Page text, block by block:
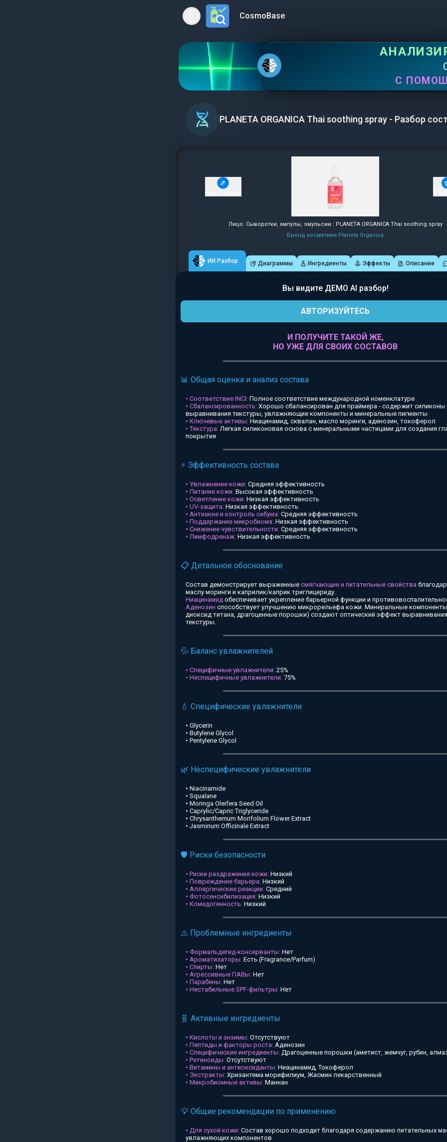
Open main menuCosmoBase
С
PLANETA ORGANICA Thai soothing spray - Разбор
Лицо: Сыворотки, ампулы, эмульсии : PLANETA ORGANICA Thai soothing spray
Бренд косметики Planeta Organica
ИИ Разбор Диаграммы Ингредиенты Эффекты Описание
Вы видите ДЕМО AI разбор!
АВТОРИЗУЙТЕСЬ
И ПОЛУЧИТЕ ТАКОЙ ЖЕ,
НО УЖЕ ДЛЯ СВОИХ СОСТАВОВ
📊 Общая оценка и анализ состава
• Соответствие INCI: Полное соответствие международной номенклатуре
• Сбалансированность: Хорошо сбалансирован для праймера - содержит силиконы
выравнивания текстуры, увлажняющие компоненты и минеральные пигменты
• Ключевые активы: Ниацинамид, сквалан, масло моринги, аденозин, токоферол
• Текстура:Легкая силиконовая основа с минеральными частицами для создания
покрытия
⚡ Эффективность состава
• Увлажнение кожи: Средняя эффективность
• Питание кожи: Высокая эффективность
• Осветление кожи: Низкая эффективность
• UV-защита: Низкая эффективность
• Антиакне и контроль себума: Средняя эффективность
• Поддержание микробиома: Низкая эффективность
• Снижение чувствительности: Средняя эффективность
• Лимфодренаж: Низкая эффективность
📋 Детальное обоснование
Состав демонстрирует выраженные смягчающие и питательные свойства
маслу моринги и каприлик/каприк триглицериду.
Ниацинамид обеспечивает укрепление барьерной функции и
Аденозин способствует улучшению микрорельефа кожи. Минеральные
диоксид титана, драгоценные порошки) создают оптический эффект
текстуры.
💦 Баланс увлажнителей
• Специфичные увлажнители: 25%
• Неспецифичные увлажнители: 75%
💧 Специфические увлажнители
• Glycerin
• Butylene Glycol
• Pentylene Glycol
🌿 Неспецифические увлажнители
• Niacinamide
• Squalane
• Moringa Oleifera Seed Oil
• Caprylic/Capric Triglyceride
• Chrysanthemum Morifolium Flower Extract
• Jasminum Officinale Extract
🛡️ Риски безопасности
• Риски раздражения кожи: Низкий
• Повреждение барьера: Низкий
• Аллергические реакции: Средний
• Фотосенсибилизация: Низкий
• Комедогенность: Низкий
⚠️ Проблемные ингредиенты
• Формальдегид-консерванты: Нет
• Ароматизаторы: Есть (Fragrance/Parfum)
• Спирты: Нет
• Агрессивные ПАВы: Нет
• Парабены: Нет
• Нестабильные SPF-фильтры: Нет
🧬 Активные ингредиенты
• Кислоты и энзимы: Отсутствуют
• Пептиды и факторы роста: Аденозин
• Специфические ингредиенты: Драгоценные порошки (аметист, жемчуг, рубин,
• Ретиноиды: Отсутствуют
• Витамины и антиоксиданты: Ниацинамид, Токоферол
• Экстракты: Хризантема морифилиум, Жасмин лекарственный
• Микробиомные активы: Маннан
💡 Общие рекомендации по применению
• Для сухой кожи: Состав хорошо подходит благодаря содержанию питательных
увлажняющих компонентов